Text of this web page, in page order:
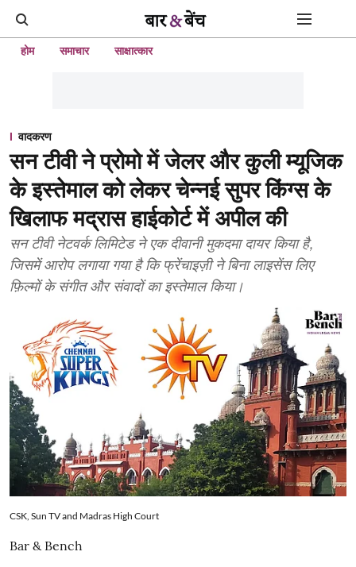
होम समाचार साक्षात्कार
वादकरण
सन टीवी ने प्रोमो में जेलर और कुली म्यूजिक
के इस्तेमाल को लेकर चेन्नई सुपर किंग्स के
खिलाफ मद्रास हाईकोर्ट में अपील की
सन टीवी नेटवर्क लिमिटेड ने एक दीवानी मुकदमा दायर किया है,
जिसमें आरोप लगाया गया है कि फ्रेंचाइज़ी ने बिना लाइसेंस लिए
फ़िल्मों के संगीत और संवादों का इस्तेमाल किया।
CSK, Sun TV and Madras High Court
Bar & Bench